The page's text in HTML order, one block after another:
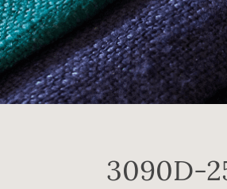
3090D-